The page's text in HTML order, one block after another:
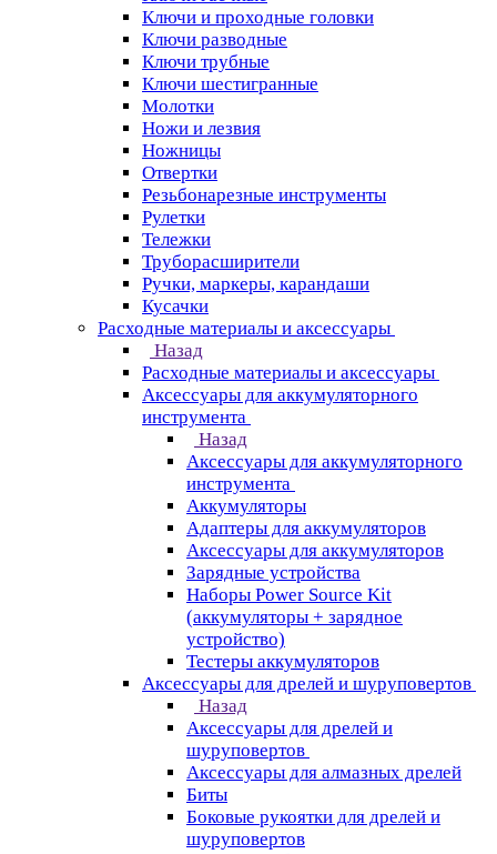
Ключи и проходные головки
Ключи разводные
Ключи трубные
Ключи шестигранные
Молотки
Ножи и лезвия
Ножницы
Отвертки
Резьбонарезные инструменты
Рулетки
Тележки
Труборасширители
Ручки, маркеры, карандаши
Кусачки
Расходные материалы и аксессуары
Назад
Расходные материалы и аксессуары
Аксессуары для аккумуляторного
инструмента
Назад
Аксессуары для аккумуляторного
инструмента
Aккумуляторы
Адаптеры для аккумуляторов
Аксессуары для аккумуляторов
Зарядные устройства
Наборы Power Source Kit
(аккумуляторы + зарядное
устройство)
Тестеры аккумуляторов
Аксессуары для дрелей и шуруповертов
Назад
Аксессуары для дрелей и
шуруповертов
Аксессуары для алмазных дрелей
Биты
Боковые рукоятки для дрелей и
шуруповертов